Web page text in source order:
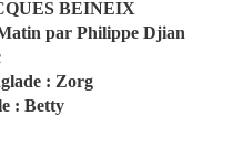
BEINEIX
par Philippe Djian
: Zorg
: Betty